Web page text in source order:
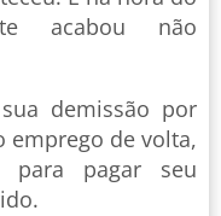
acabou não
demissão por
emprego de volta,
para pagar seu